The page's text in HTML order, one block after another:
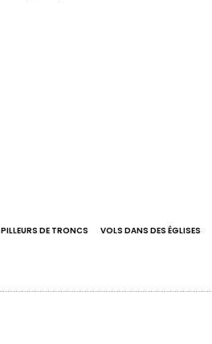
PILLEURS DE TRONCS
VOLS DANS DES ÉGLISES